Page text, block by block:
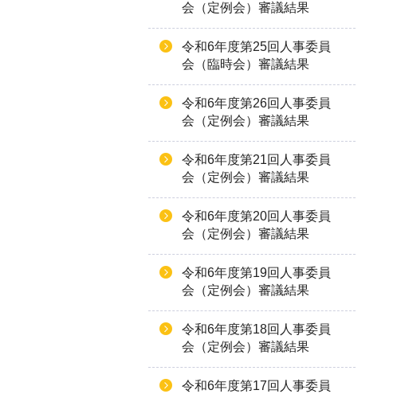
会（定例会）審議結果
令和6年度第25回人事委員
会（臨時会）審議結果
令和6年度第26回人事委員
会（定例会）審議結果
令和6年度第21回人事委員
会（定例会）審議結果
令和6年度第20回人事委員
会（定例会）審議結果
令和6年度第19回人事委員
会（定例会）審議結果
令和6年度第18回人事委員
会（定例会）審議結果
令和6年度第17回人事委員